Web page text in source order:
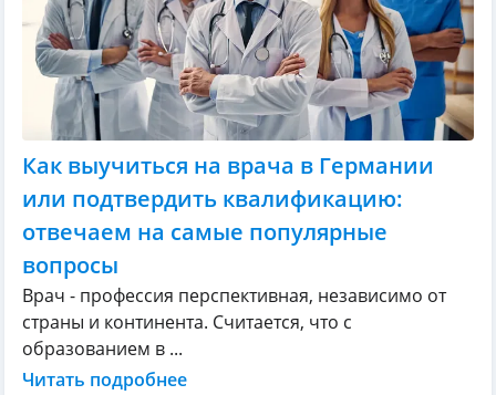
Как выучиться на врача в Германии
или подтвердить квалификацию:
отвечаем на самые популярные
вопросы
Врач - профессия перспективная, независимо от
страны и континента. Считается, что с
образованием в ...
Читать подробнее